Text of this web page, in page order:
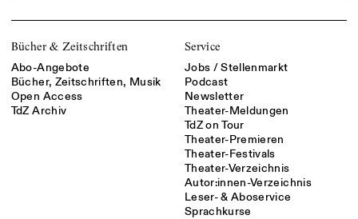
Bücher & Zeitschriften
Abo-Angebote
Bücher, Zeitschriften, Musik
Open Access
TdZ Archiv
Service
Jobs / Stellenmarkt
Podcast
Newsletter
Theater-Meldungen
TdZ on Tour
Theater-Premieren
Theater-Festivals
Theater-Verzeichnis
Autor:innen-Verzeichnis
Leser- & Aboservice
Sprachkurse